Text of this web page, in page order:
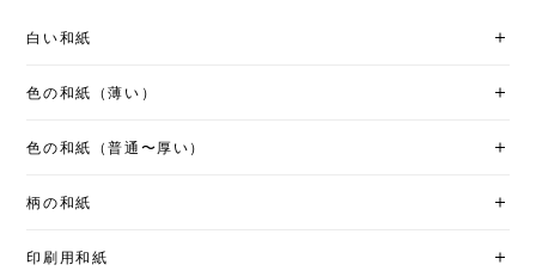
白い和紙
色の和紙（薄い）
色の和紙（普通〜厚い）
柄の和紙
印刷用和紙